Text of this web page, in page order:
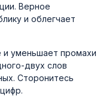
Верное
и облегчает
и уменьшает промахи
двух слов
Сторонитесь